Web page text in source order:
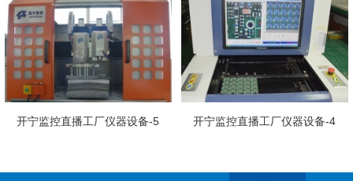
控直播工厂仪器设备-5 开宁监控直播工厂仪器设备-4